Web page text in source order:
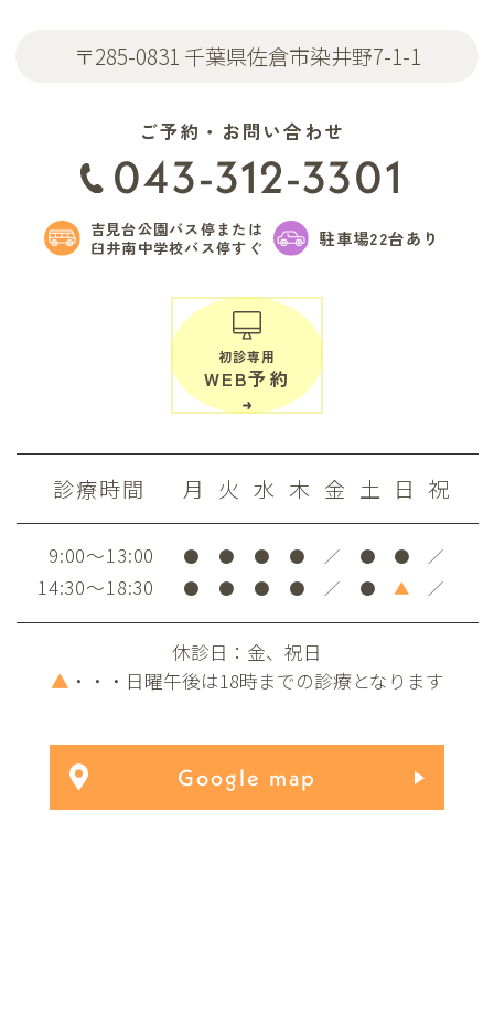
〒285-0831 千葉県佐倉市染井野7-1-1
ご予約・お問い合わせ
043-312-3301
吉見台公園バス停または
臼井南中学校バス停すぐ
駐車場22台あり
初診専用
WEB予約
診療時間 月 火 水 木 金 土 日 祝
9:00～13:00 ● ● ● ● ／ ● ● ／
14:30～18:30 ● ● ● ● ／ ● ▲ ／
休診日：金、祝日
▲ ・・・日曜午後は18時までの診療となります
Google map